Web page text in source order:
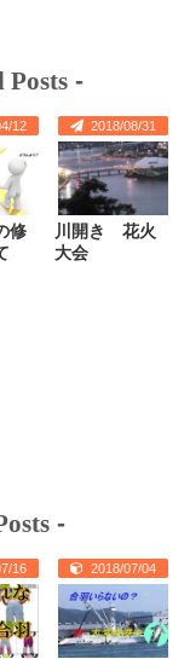
Posts-
12
修
2018/08/31
川開き 花火
大会
-
16 2018/07/04